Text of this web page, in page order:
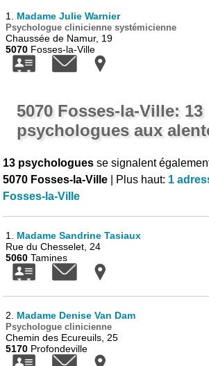
1. Madame Julie Warnier
Psychologue clinicienne systémicienne
Chaussée de Namur, 19
5070 Fosses-la-Ville
5070 Fosses-la-Ville: 13
psychologues aux
13 psychologues se signalent
5070 Fosses-la-Ville | Plus haut: 1
Fosses-la-Ville
1. Madame Sandrine Tasiaux
Rue du Chesselet, 24
5060 Tamines
2. Madame Denise Van Dam
Psychologue clinicienne
Chemin des Ecureuils, 25
5170 Profondeville